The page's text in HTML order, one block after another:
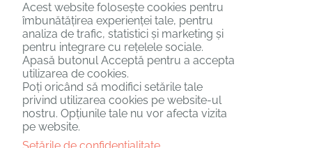
Copyright © 2025. Toate drepturile rezervate.
Acest website folosește cookies pentru
îmbunătățirea experienței tale, pentru
analiza de trafic, statistici și marketing și
pentru integrare cu rețelele sociale.
Apasă butonul Acceptă pentru a accepta
utilizarea de cookies.
Poți oricând să modifici setările tale
privind utilizarea cookies pe website-ul
nostru. Opțiunile tale nu vor afecta vizita
pe website.